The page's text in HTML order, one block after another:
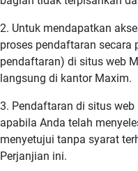
2. Untuk mendapatkan
proses pendaftaran
pendaftaran) di situs web
langsung di kantor Maxim.
3. Pendaftaran di situs
apabila Anda telah
menyetujui tanpa syarat
Perjanjian ini.